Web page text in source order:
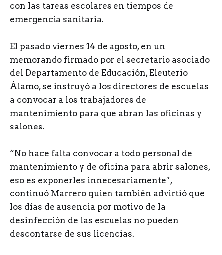
con las tareas escolares en tiempos de
emergencia sanitaria.
El pasado viernes 14 de agosto, en un
memorando firmado por el secretario asociado
del Departamento de Educación, Eleuterio
Álamo, se instruyó a los directores de escuelas
a convocar a los trabajadores de
mantenimiento para que abran las oficinas y
salones.
“No hace falta convocar a todo personal de
mantenimiento y de oficina para abrir salones,
eso es exponerles innecesariamente”,
continuó Marrero quien también advirtió que
los días de ausencia por motivo de la
desinfección de las escuelas no pueden
descontarse de sus licencias.